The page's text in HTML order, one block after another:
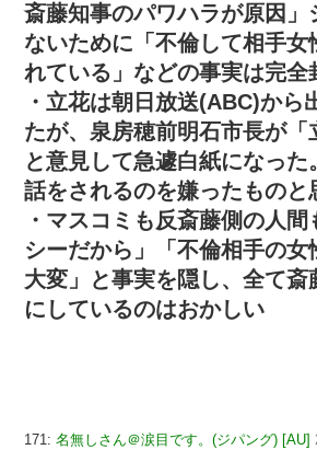
斎藤知事のパワハラが原因」
ないために「不倫して相手女
れている」などの事実は完全
・立花は朝日放送(ABC)から
たが、泉房穂前明石市長が「
と意見して急遽白紙になった
話をされるのを嫌ったものと
・マスコミも反斎藤側の人
シーだから」「不倫相手の女
大変」と事実を隠し、全て斎
にしているのはおかしい
171: 名無しさん＠涙目です。(ジパング) [AU]